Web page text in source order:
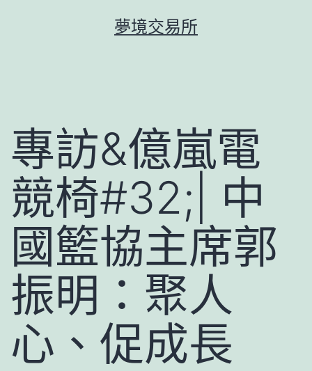
夢境交易所
專訪&億嵐電
競椅#32;| 中
國籃協主席郭
振明：聚人
心、促成長